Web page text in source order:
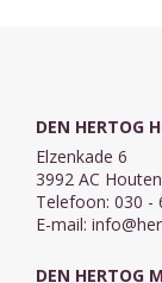
DEN HERTOG
Elzenkade 6
3992 AC Houten
Telefoon: 030 -
E-mail:
DEN HERTOG